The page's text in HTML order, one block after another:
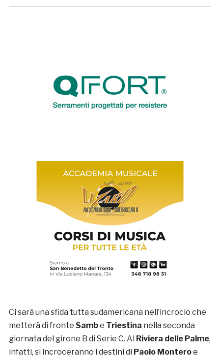
Ci sarà una sfida tutta sudamericana nell’incrocio che
metterà di fronte Sambe Triestina nella seconda
giornata del girone B di Serie C. Al Riviera delle Palme,
infatti, si incroceranno i destini di Paolo Monteroe